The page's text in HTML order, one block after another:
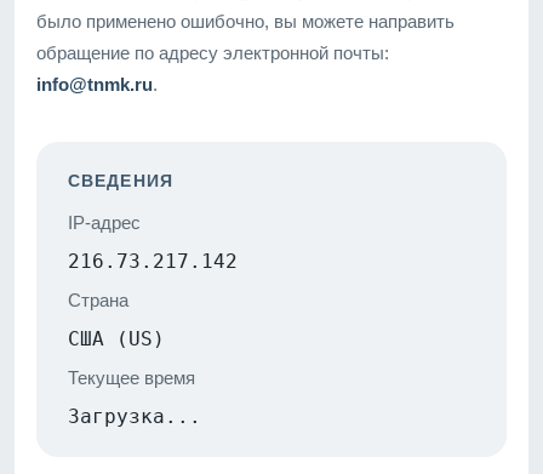
было применено ошибочно, вы можете направить
обращение по адресу электронной почты:
info@tnmk.ru.
СВЕДЕНИЯ
IP-адрес
216.73.217.142
Страна
США (US)
Текущее время
Загрузка...